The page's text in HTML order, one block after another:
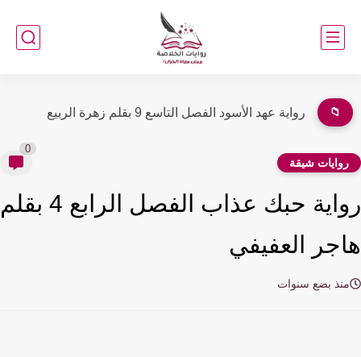
📁 رواية عهد الأسود الفصل التاسع 9 بقلم زهرة الربيع
شيقة
رواية حبك عذاب الفصل الرابع 4 بقلم
العفيفي
بضع سنوات